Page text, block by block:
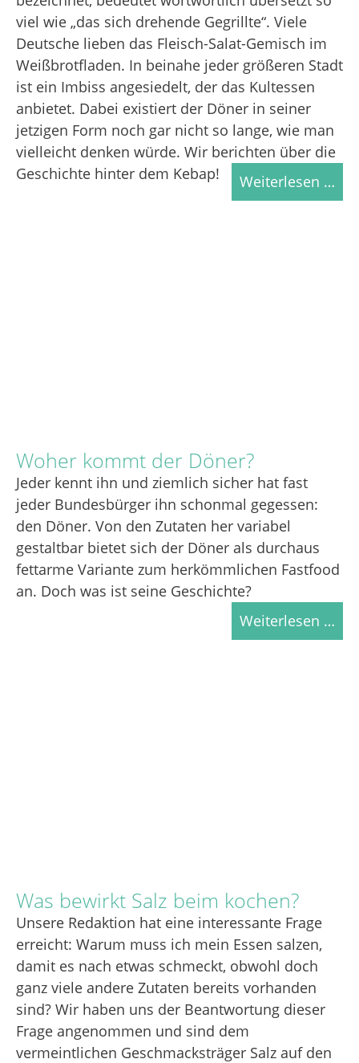
viel wie „das sich drehende Gegrillte“. Viele
Deutsche lieben das Fleisch-Salat-Gemisch im
Weißbrotfladen. In beinahe jeder größeren Stadt
ist ein Imbiss angesiedelt, der das Kultessen
anbietet. Dabei existiert der Döner in seiner
jetzigen Form noch gar nicht so lange, wie man
vielleicht denken würde. Wir berichten über die
Geschichte hinter dem Kebap!
Weiterlesen …
Woher kommt der Döner?
Jeder kennt ihn und ziemlich sicher hat fast
jeder Bundesbürger ihn schonmal gegessen:
den Döner. Von den Zutaten her variabel
gestaltbar bietet sich der Döner als durchaus
fettarme Variante zum herkömmlichen Fastfood
an. Doch was ist seine Geschichte?
Weiterlesen …
Was bewirkt Salz beim kochen?
Unsere Redaktion hat eine interessante Frage
erreicht: Warum muss ich mein Essen salzen,
damit es nach etwas schmeckt, obwohl doch
ganz viele andere Zutaten bereits vorhanden
sind? Wir haben uns der Beantwortung dieser
Frage angenommen und sind dem
vermeintlichen Geschmacksträger Salz auf den